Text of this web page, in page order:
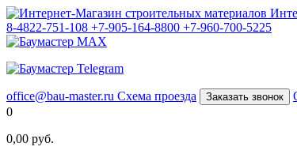
8-4822-751-108 +7-905-164-8800 +7-960-700-5225
office@bau-master.ru Схема проезда Заказать звонок
0
0,00 руб.